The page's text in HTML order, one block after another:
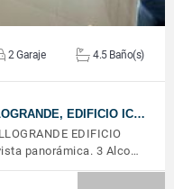
2 Garaje 4.5 Baño(s)
EDIFICIO IC…
EDIFICIO
panorámica. 3 Alco…